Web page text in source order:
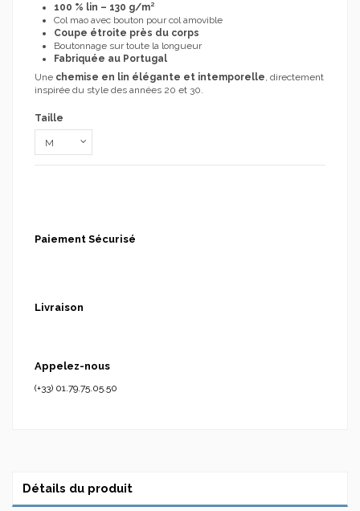
100 % lin – 130 g/m²
Col mao avec bouton pour col amovible
Coupe étroite près du corps
Boutonnage sur toute la longueur
Fabriquée au Portugal
Une chemise en lin élégante et intemporelle, directement
inspirée du style des années 20 et 30.
Taille
Paiement Sécurisé
Livraison
Appelez-nous
(+33) 01.79.75.05.50
Détails du produit